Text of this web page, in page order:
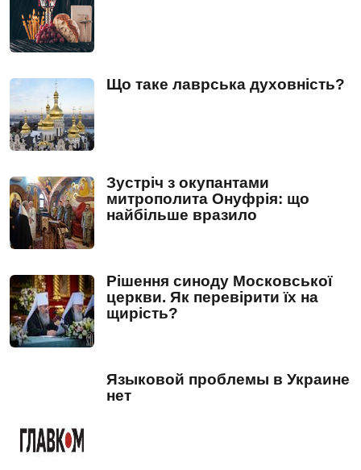
Що таке лаврська духовність?
Зустріч з окупантами
митрополита Онуфрія: що
найбільше вразило
Рішення синоду Московської
церкви. Як перевірити їх на
щирість?
Языковой проблемы в Украине
нет